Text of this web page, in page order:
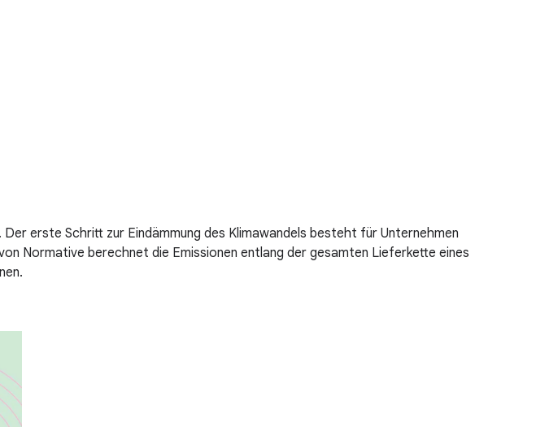
erste Schritt zur Eindämmung des Klimawandels besteht für Unternehmen
Normative berechnet die Emissionen entlang der gesamten Lieferkette eines